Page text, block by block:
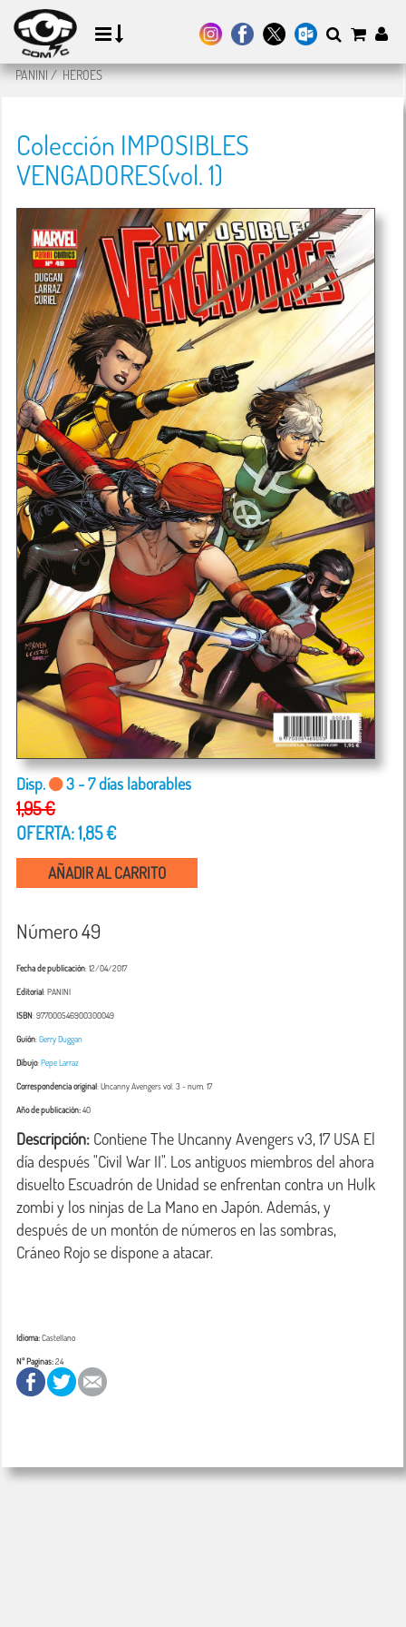
PANINI/HEROES
Colección IMPOSIBLES
VENGADORES(vol. 1)
Disp. 3 - 7 días laborables
1,95 €
OFERTA: 1,85 €
AÑADIR AL CARRITO
Número 49
Fecha de publicación: 12/04/2017
Editorial: PANINI
ISBN: 977000546900300049
Guión:Gerry Duggan
Dibujo:Pepe Larraz
Correspondencia original:Uncanny Avengers vol. 3- num. 17
Año de publicación:40
Descripción: Contiene The Uncanny Avengers v3, 17 USA El
día después "Civil War II". Los antiguos miembros del ahora
disuelto Escuadrón de Unidad se enfrentan contra un Hulk
zombi y los ninjas de La Mano en Japón. Además, y
después de un montón de números en las sombras,
Cráneo Rojo se dispone a atacar.
Idioma:Castellano
Nº Paginas:24